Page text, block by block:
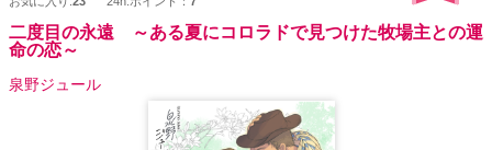
二度目の永遠 ～ある夏にコロラドで見つけた牧場主との運
命の恋～
泉野ジュール